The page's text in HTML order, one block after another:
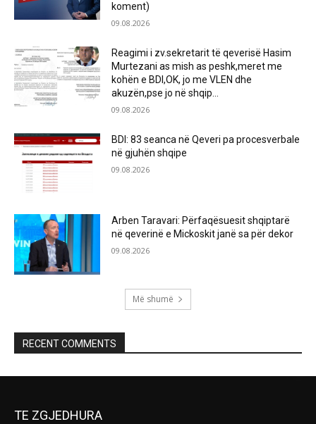
koment)
09.08.2026
Reagimi i zv.sekretarit të qeverisë Hasim
Murtezani as mish as peshk,meret me
kohën e BDI,OK, jo me VLEN dhe
akuzën,pse jo në shqip...
09.08.2026
BDI: 83 seanca në Qeveri pa procesverbale
në gjuhën shqipe
09.08.2026
Arben Taravari: Përfaqësuesit shqiptarë
në qeverinë e Mickoskit janë sa për dekor
09.08.2026
Më shumë
RECENT COMMENTS
TE ZGJEDHURA